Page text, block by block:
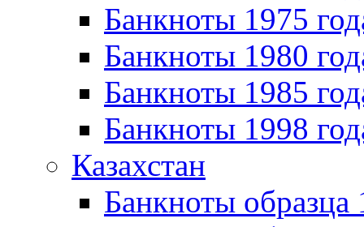
Банкноты 1975
Банкноты 1980
Банкноты 1985
Банкноты 1998
Казахстан
Банкноты